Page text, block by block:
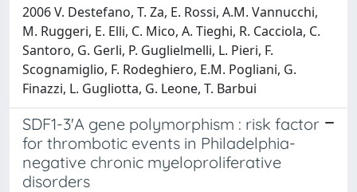
2006 V. Destefano, T. Za, E. Rossi, A.M. Vannucchi,
M. Ruggeri, E. Elli, C. Mico, A. Tieghi, R. Cacciola, C.
Santoro, G. Gerli, P. Guglielmelli, L. Pieri, F.
Scognamiglio, F. Rodeghiero, E.M. Pogliani, G.
Finazzi, L. Gugliotta, G. Leone, T. Barbui
SDF1-3'A gene polymorphism : risk factor
for thrombotic events in Philadelphia-
negative chronic myeloproliferative
disorders